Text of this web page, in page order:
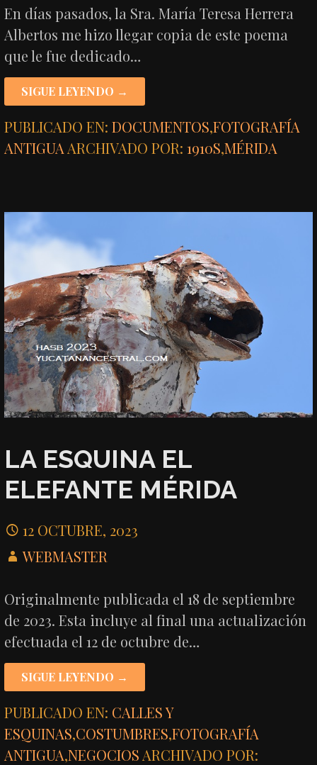
En días pasados, la Sra. María Teresa Herrera
Albertos me hizo llegar copia de este poema
que le fue dedicado…
SIGUE LEYENDO →
PUBLICADO EN:DOCUMENTOS,FOTOGRAFÍA
ANTIGUA ARCHIVADO POR:1910S,MÉRIDA
LA ESQUINA EL
ELEFANTE MÉRIDA
12 OCTUBRE, 2023
WEBMASTER
Originalmente publicada el 18 de septiembre
de 2023. Esta incluye al final una actualización
efectuada el 12 de octubre de…
SIGUE LEYENDO →
PUBLICADO EN: CALLES Y
ESQUINAS,COSTUMBRES,FOTOGRAFÍA
ANTIGUA,NEGOCIOS ARCHIVADO POR: